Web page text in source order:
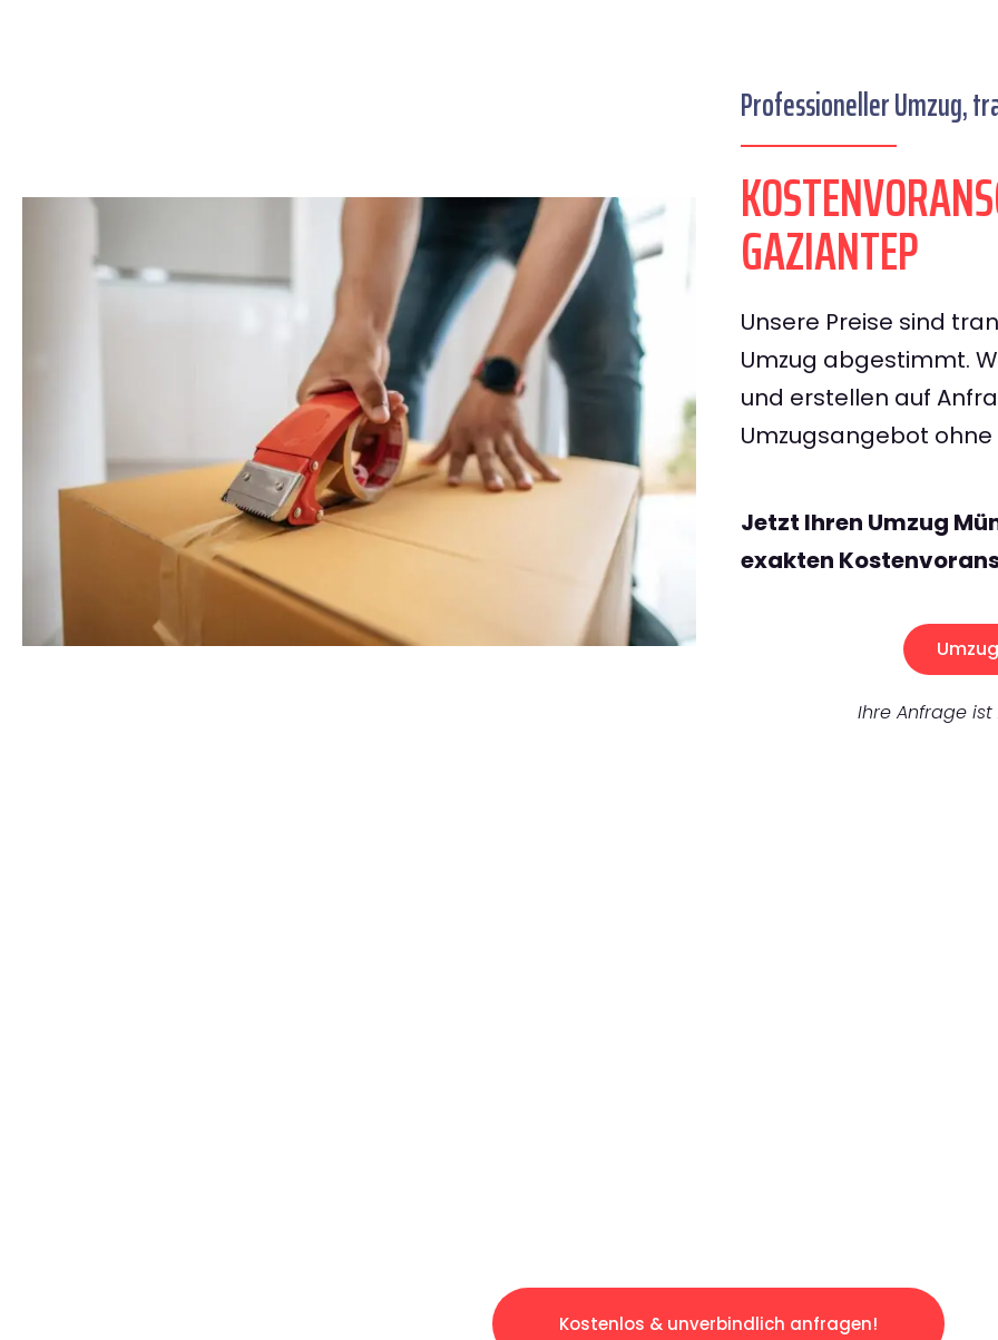
Professioneller Umzug,
GAZIANTEP
Unsere Preise sind
Umzug abgestimmt.
und erstellen auf
Umzugsangebot
Jetzt Ihren Umzug
exakten
Ihre Anfrage ist
Kostenlos & unverbindlich anfragen!